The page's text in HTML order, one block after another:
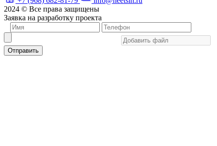
2024 © Все права защищены
Заявка на разработку проекта
Отправить